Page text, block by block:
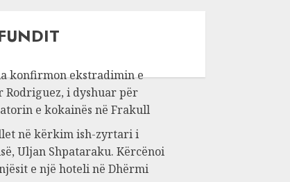
konfirmon ekstradimin e
Rodriguez, i dyshuar për
e kokainës në Frakull
në kërkim ish-zyrtari i
Uljan Shpataraku. Kërcënoi
e një hoteli në Dhërmi